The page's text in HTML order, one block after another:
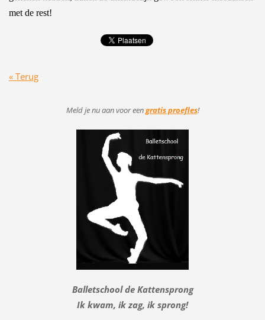
met de rest!
« Terug
Meld je nu aan vooreengratis proefles!
Balletschool de Kattensprong
Ik kwam, ik zag, ik sprong!